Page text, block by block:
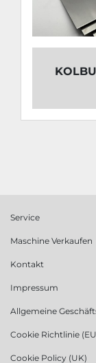
Service
Maschine Verkaufen
Kontakt
Impressum
Allgemeine
Cookie Richtlinie
Cookie Policy (UK)